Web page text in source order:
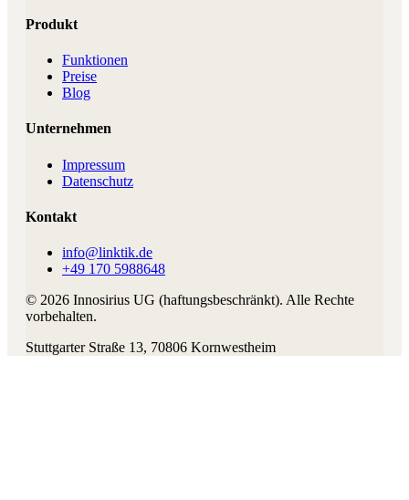
Produkt
Funktionen
Preise
Blog
Unternehmen
Impressum
Datenschutz
Kontakt
info@linktik.de
+49 170 5988648
© 2026 Innosirius UG (haftungsbeschränkt). Alle Rechte
vorbehalten.
Stuttgarter Straße 13, 70806 Kornwestheim